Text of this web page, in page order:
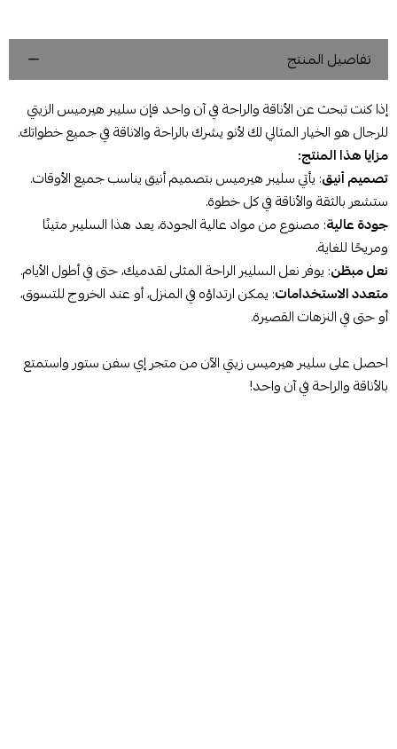
تفاصيل المنتج
إذا كنت تبحث عن الأناقة والراحة في آن واحد فإن سليبر هيرميس الزيتي
للرجال هو الخيار المثالي لك لأنو يشرك بالراحة والاناقة في جميع خطواتك.
مزايا هذا المنتج:
تصميم أنيق: يأتي سليبر هيرميس بتصميم أنيق يناسب جميع الأوقات.
ستشعر بالثقة والأناقة في كل خطوة.
جودة عالية: مصنوع من مواد عالية الجودة، يعد هذا السليبر متينًا
ومريحًا للغاية.
نعل مبطّن: يوفر نعل السليبر الراحة المثلى لقدميك، حتى في أطول الأيام.
متعدد الاستخدامات: يمكن ارتداؤه في المنزل، أو عند الخروج للتسوق،
أو حتى في النزهات القصيرة.
احصل على سليبر هيرميس زيتي الآن من متجر إي سفن ستور واستمتع
بالأناقة والراحة في آن واحد!